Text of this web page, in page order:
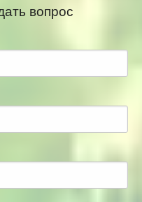
вопрос